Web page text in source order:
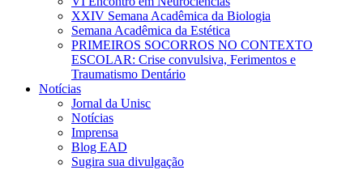
XXIV Semana Acadêmica da Biologia
Semana Acadêmica da Estética
PRIMEIROS SOCORROS NO CONTEXTO
ESCOLAR: Crise convulsiva, Ferimentos e
Traumatismo Dentário
Notícias
Jornal da Unisc
Notícias
Imprensa
Blog EAD
Sugira sua divulgação